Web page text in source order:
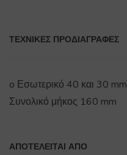
ΤΕΧΝΙΚΕΣ ΠΡΟΔΙΑΓΡΑΦΕΣ
o Εσωτερικό 40 και 30 mm
Συνολικό μήκος 160 mm
ΑΠΟΤΕΛΕΊΤΑΙ ΑΠΌ